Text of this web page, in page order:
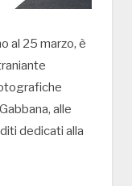
al 25 marzo, è
alle
dedicati alla